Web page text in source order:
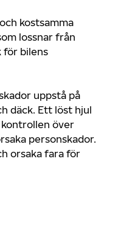
kostsamma
lossnar från
för bilens
uppstå på
däck. Ett löst hjul
över
personskador.
orsaka fara för